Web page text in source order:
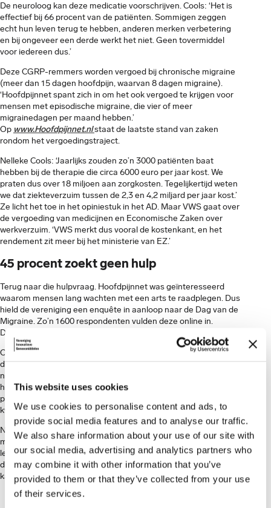
This website uses cookies
We use cookies to personalise content and ads, to
provide social media features and to analyse our traffic.
We also share information about your use of our site with
our social media, advertising and analytics partners who
may combine it with other information that you’ve
provided to them or that they’ve collected from your use
of their services.
De neuroloog kan deze medicatie voorschrijven. Cools: ‘Het is
effectief bij 66 procent van de patiënten. Sommigen zeggen
echt hun leven terug te hebben, anderen merken verbetering
en bij ongeveer een derde werkt het niet. Geen tovermiddel
voor iedereen dus.’
Deze CGRP-remmers worden vergoed bij chronische migraine
(meer dan 15 dagen hoofdpijn, waarvan 8 dagen migraine).
‘Hoofdpijnnet spant zich in om het ook vergoed te krijgen voor
mensen met episodische migraine, die vier of meer
migrainedagen per maand hebben.’
Op www.Hoofdpijnnet.nlstaat de laatste stand van zaken
rondom het vergoedingstraject.
Nelleke Cools: ‘Jaarlijks zouden zo’n 3000 patiënten baat
hebben bij de therapie die circa 6000 euro per jaar kost. We
praten dus over 18 miljoen aan zorgkosten. Tegelijkertijd weten
we dat ziekteverzuim tussen de 2,3 en 4,2 miljard per jaar kost.’
Ze licht het toe in het opiniestuk in het AD. Maar VWS gaat over
de vergoeding van medicijnen en Economische Zaken over
werkverzuim. ‘VWS merkt dus vooral de kostenkant, en het
rendement zit meer bij het ministerie van EZ.’
45 procent zoekt geen hulp
Terug naar die hulpvraag. Hoofdpijnnet was geïnteresseerd
waarom mensen lang wachten met een arts te raadplegen. Dus
hield de vereniging een enquête in aanloop naar de Dag van de
Migraine. Zo’n 1600 respondenten vulden deze online in.
De
Ongeveer 60 procent wacht ruim een jaar voordat ze naar de
dokter gaan. Eenmaal in de spreekkamer worden de klachten
niet altijd serieus genomen. Maar liefst 45 procent met ernstige
hoofdpijn heeft nog nooit de huisarts hiervoor bezocht. 46
procent zegt te hebben leren leven met hun klachten, en een
kwart heeft er geen vertrouwen in dat het consult iets oplevert.
Nelleke Cools pleit ervoor de klachten serieus te nemen. ‘Er zijn
medicijnen die de migraine kunnen verlichten en de
levenskwaliteit sterk kunnen verbeteren.’ Bovendien vindt ze
dat in de opleiding en nascholing van huisartsen meer aandacht
kan worden besteed aan deze impactvolle hersenziekte.